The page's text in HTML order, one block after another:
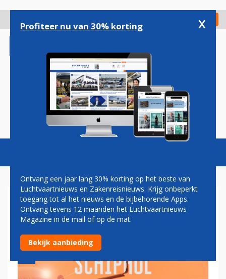
gaan
Check in
Magazine Podcasts Vacatures
TV-SERIE OVER SCHIPHOL
VANAF 20 MEI WEER TE ZIEN
Profiteer nu van 30% korting x
Ontvang een jaar lang 30% korting op het beste van
Luchtvaartnieuws en Zakenreisnieuws. Krijg onbeperkt
toegang tot al het nieuws en de bijbehorende Apps.
Ontvang tevens 12 maanden het Luchtvaartnieuws
Magazine in de mail of op de mat.
Bekijk aanbieding